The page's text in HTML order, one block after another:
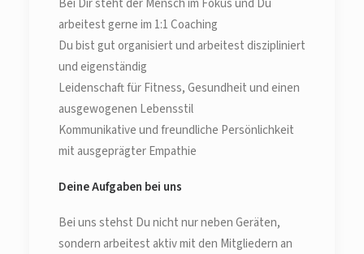
Bei Dir steht der Mensch im Fokus und Du
arbeitest gerne im 1:1 Coaching
Du bist gut organisiert und arbeitest diszipliniert
und eigenständig
Leidenschaft für Fitness, Gesundheit und einen
ausgewogenen Lebensstil
Kommunikative und freundliche Persönlichkeit
mit ausgeprägter Empathie
Deine Aufgaben bei uns
Bei uns stehst Du nicht nur neben Geräten,
sondern arbeitest aktiv mit den Mitgliedern an